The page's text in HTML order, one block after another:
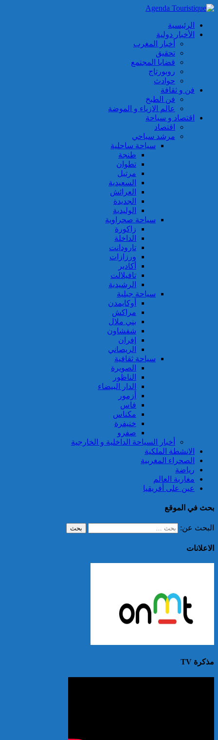
الرئيسية
الأخبار دولية
أخبار المغرب
تحقيق
قضايا المجتمع
روبورتاج
حوادث
فن و ثقافة
فن الطبخ
عالم الازياء و الموضة
اقتصاد و سياحة
اقتصاد
مرشد سياحي
سياحة ساحلية
طنجة
تطوان
مرتيل
السعيدية
العرائش
الجديدة
الوليدية
سياحة صحراوية
زاكورة
الداخلة
تارودانت
ورزازات
أكادير
تافيلالت
الرشيدية
سياحة جبلية
أوكايمدن
مراكش
بني ملال
شفشاون
إفران
الريصاني
سياحة ثقافية
الصويرة
الناظور
الدار البيضاء
أزمور
فاس
مكناس
خنيفرة
صفرو
أخبار السياحة الداخلية و الخارجية
الانشطة الملكية
الصحراء المغربية
رياضة
مغاربة العالم
عين على أفريقيا
بحث في الموقع
البحث عن:
الاعلانات
مذكرة TV